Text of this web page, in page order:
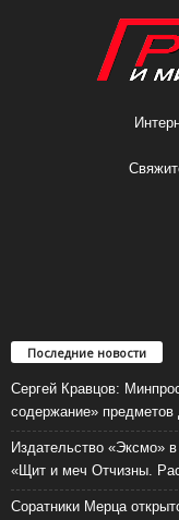
Последние новости
Сергей Кравцов:
содержание»
Издательство «Эксмо»
«Щит и меч Отчизны.
Соратники Мерца